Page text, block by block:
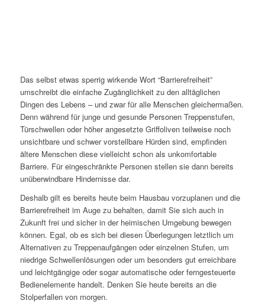
Das selbst etwas sperrig wirkende Wort “Barrierefreiheit”
umschreibt die einfache Zugänglichkeit zu den alltäglichen
Dingen des Lebens – und zwar für alle Menschen gleichermaßen.
Denn während für junge und gesunde Personen Treppenstufen,
Türschwellen oder höher angesetzte Griffoliven teilweise noch
unsichtbare und schwer vorstellbare Hürden sind, empfinden
ältere Menschen diese vielleicht schon als unkomfortable
Barriere. Für eingeschränkte Personen stellen sie dann bereits
unüberwindbare Hindernisse dar.
Deshalb gilt es bereits heute beim Hausbau vorzuplanen und die
Barrierefreiheit im Auge zu behalten, damit Sie sich auch in
Zukunft frei und sicher in der heimischen Umgebung bewegen
können. Egal, ob es sich bei diesen Überlegungen letztlich um
Alternativen zu Treppenaufgängen oder einzelnen Stufen, um
niedrige Schwellenlösungen oder um besonders gut erreichbare
und leichtgängige oder sogar automatische oder ferngesteuerte
Bedienelemente handelt. Denken Sie heute bereits an die
Stolperfallen von morgen.